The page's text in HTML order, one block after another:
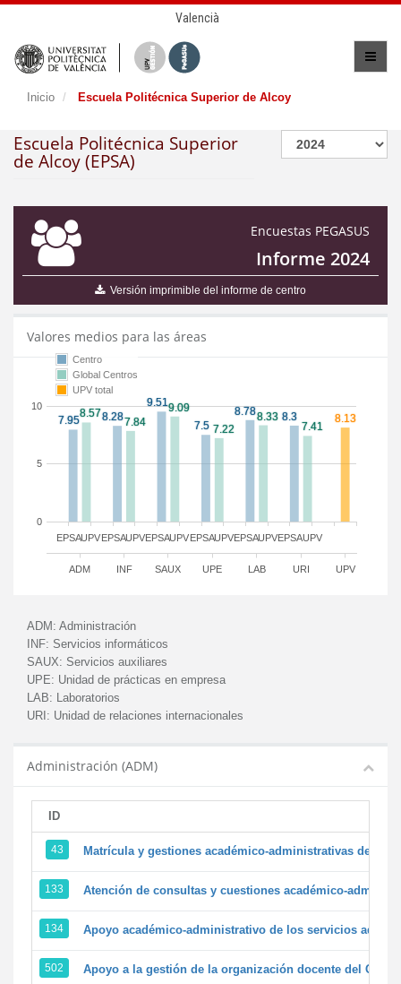
Valencià
Inicio Escuela Politécnica Superior de Alcoy
Escuela Politécnica Superior
de Alcoy (EPSA)
Encuestas PEGASUS
Informe 2024
Versión imprimible del informe de centro
Valores medios para las áreas
EPSA EPSA EPSA EPSA EPSA EPSA
UPV UPV UPV UPV UPV UPV
ADM INF SAUX UPE LAB URI UPV
0
5
10
Centro
Global Centros
UPV total
ADM: Administración
INF: Servicios informáticos
SAUX: Servicios auxiliares
UPE: Unidad de prácticas en empresa
LAB: Laboratorios
URI: Unidad de relaciones internacionales
Administración (ADM)
ID
43 Matrícula y gestiones académico-administrativas de la
133 Atención de consultas y cuestiones académico-
134 Apoyo académico-administrativo de los servicios
502 Apoyo a la gestión de la organización docente del